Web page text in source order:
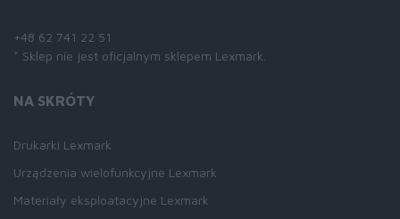
+48 62 741 22 51
* Sklep nie jest oficjalnym sklepem Lexmark.
NA SKRÓTY
Drukarki Lexmark
Urządzenia wielofunkcyjne Lexmark
Materiały eksploatacyjne Lexmark